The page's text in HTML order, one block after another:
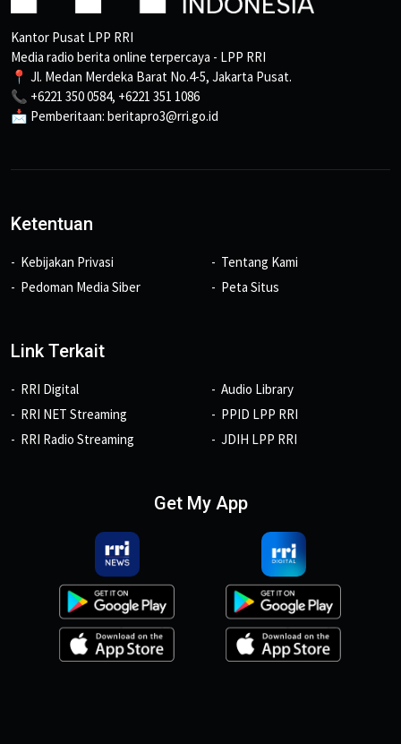
Kantor Pusat LPP RRI
Media radio berita online terpercaya - LPP RRI
📍 Jl. Medan Merdeka Barat No.4-5, Jakarta Pusat.
📞 +6221 350 0584, +6221 351 1086
📩 Pemberitaan: beritapro3@rri.go.id
Ketentuan
Kebijakan Privasi
Pedoman Media Siber
Tentang Kami
Peta Situs
Link Terkait
RRI Digital
RRI NET Streaming
RRI Radio Streaming
Audio Library
PPID LPP RRI
JDIH LPP RRI
Get My App